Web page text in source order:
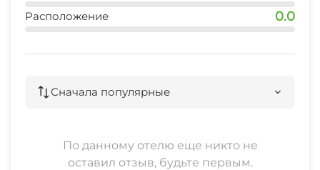
Расположение 0.0
Сначала популярные
По данному отелю еще никто не
оставил отзыв, будьте первым.